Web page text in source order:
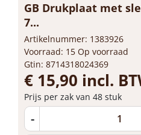
GB Drukplaat met
7...
Artikelnummer: 1383926
Voorraad: 15 Op voorraad
Gtin: 8714318024369
€ 15,90 incl.
Prijs per zak van 48 stuk
-